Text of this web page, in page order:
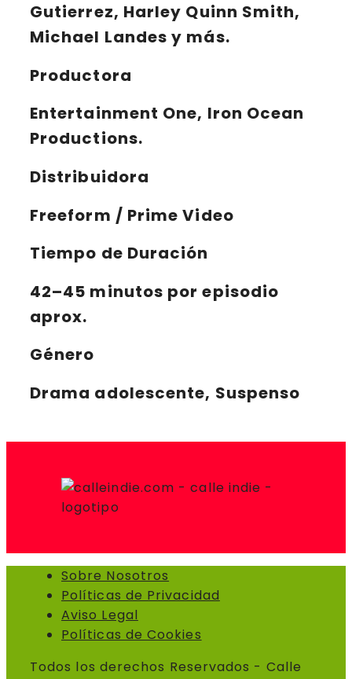
Gutierrez, Harley Quinn Smith,
Michael Landes y más.
Productora
Entertainment One, Iron Ocean
Productions.
Distribuidora
Freeform / Prime Video
Tiempo de Duración
42–45 minutos por episodio
aprox.
Género
Drama adolescente, Suspenso
Sobre Nosotros
Políticas de Privacidad
Aviso Legal
Políticas de Cookies
Todos los derechos Reservados - Calle